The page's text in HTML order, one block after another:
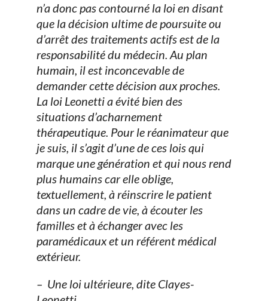
n’a donc pas contourné la loi en disant
que la décision ultime de poursuite ou
d’arrêt des traitements actifs est de la
responsabilité du médecin. Au plan
humain, il est inconcevable de
demander cette décision aux proches.
La loi Leonetti a évité bien des
situations d’acharnement
thérapeutique. Pour le réanimateur que
je suis, il s’agit d’une de ces lois qui
marque une génération et qui nous rend
plus humains car elle oblige,
textuellement, à réinscrire le patient
dans un cadre de vie, à écouter les
familles et à échanger avec les
paramédicaux et un référent médical
extérieur.
– Une loi ultérieure, dite Clayes-